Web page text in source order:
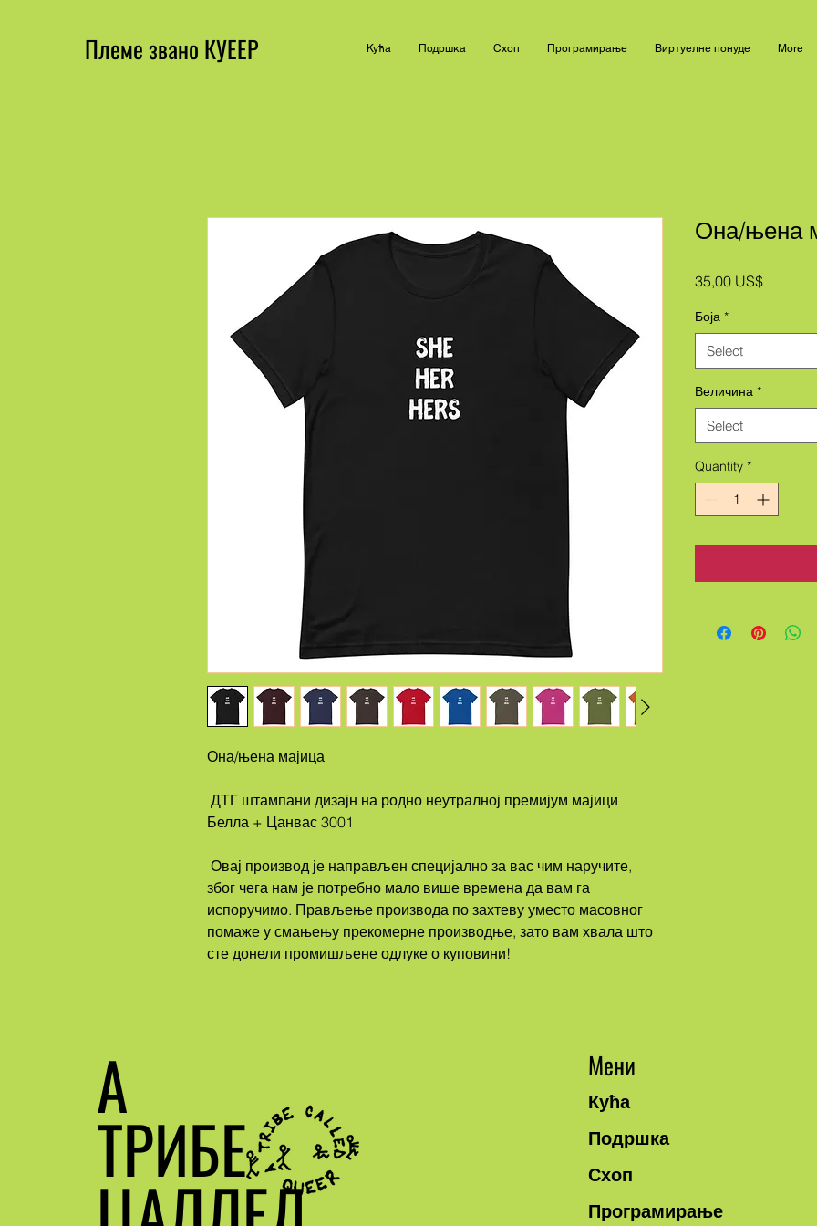
Племе звано КУЕЕР Кућа Подршка Схоп Програмирање Виртуелне понуде More
Она/њена мајица
Белла + Цанвас 3001
због чега нам је потребно мало више времена да вам га
испоручимо. Прављење производа по захтеву уместо масовног
помаже у смањењу прекомерне производње, зато вам хвала што
сте донели промишљене одлуке о куповини!
Она/њена
35,00 US$Price
Боја *
Select
Величина *
Select
Quantity *
А
ТРИБЕ
Мени
Кућа
Подршка
Схоп
Програмирање